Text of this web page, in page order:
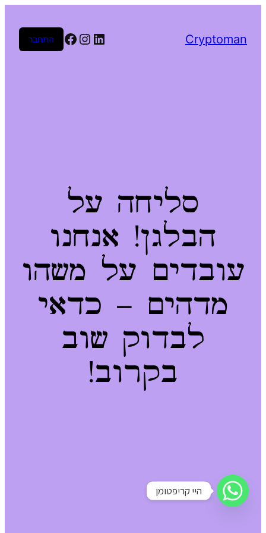
Cryptoman
LinkedIn
Instagram
Facebook
התחבר
סליחה על
הבלגן! אנחנו
עובדים על משהו
מדהים – כדאי
לבדוק שוב
בקרוב!
היי קריפטומן